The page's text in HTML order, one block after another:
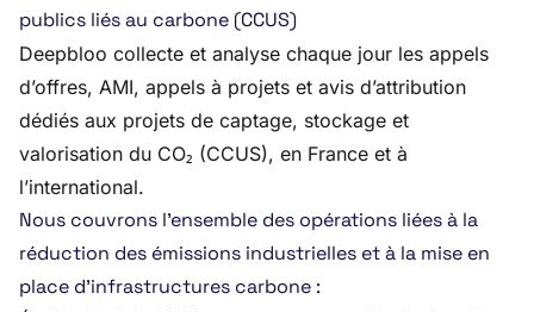
publics liés au carbone (CCUS)
Deepbloo collecte et analyse chaque jour les appels
d’offres, AMI, appels à projets et avis d’attribution
dédiés aux projets de captage, stockage et
valorisation du CO₂ (CCUS), en France et à
l’international.
Nous couvrons l’ensemble des opérations liées à la
réduction des émissions industrielles et à la mise en
place d’infrastructures carbone :